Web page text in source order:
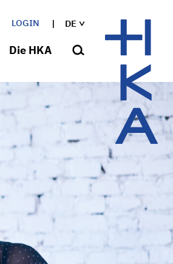
DE
LOGIN
Die HKA